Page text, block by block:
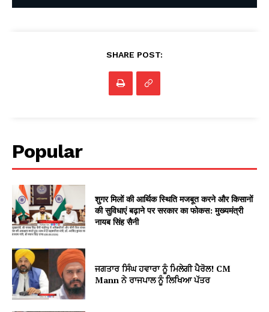
SHARE POST:
Popular
शुगर मिलों की आर्थिक स्थिति मजबूत करने और किसानों
की सुविधाएं बढ़ाने पर सरकार का फोकस: मुख्यमंत्री
नायब सिंह सैनी
ਜਗਤਾਰ ਸਿੰਘ ਹਵਾਰਾ ਨੂੰ ਮਿਲੇਗੀ ਪੈਰੋਲ! CM
Mann ਨੇ ਰਾਜਪਾਲ ਨੂੰ ਲਿਖਿਆ ਪੱਤਰ